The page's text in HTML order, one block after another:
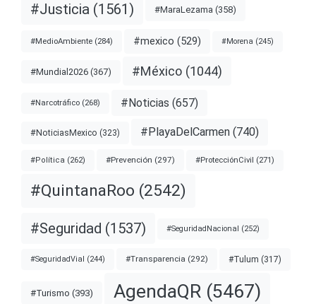
#Justicia (1561) #MaraLezama (358)
#MedioAmbiente (284) #mexico (529) #Morena (245)
#Mundial2026 (367) #México (1044)
#Narcotráfico (268) #Noticias (657)
#NoticiasMexico (323) #PlayaDelCarmen (740)
#Política (262) #Prevención (297) #ProtecciónCivil (271)
#QuintanaRoo (2542)
#Seguridad (1537) #SeguridadNacional (252)
#SeguridadVial (244) #Transparencia (292) #Tulum (317)
#Turismo (393) AgendaQR (5467)